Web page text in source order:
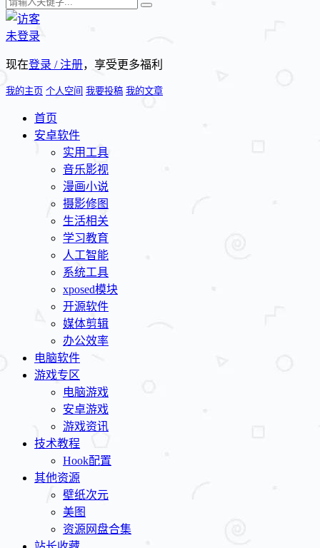
未登录
现在登录 / 注册，享受更多福利
我的主页 个人空间 我要投稿 我的文章
首页
安卓软件
实用工具
音乐影视
漫画小说
摄影修图
生活相关
学习教育
人工智能
系统工具
xposed模块
开源软件
媒体剪辑
办公效率
电脑软件
游戏专区
电脑游戏
安卓游戏
游戏资讯
技术教程
Hook配置
其他资源
壁纸次元
美图
资源网盘合集